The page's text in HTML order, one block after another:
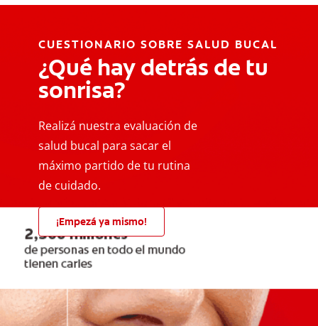
CUESTIONARIO SOBRE SALUD BUCAL
¿Qué hay detrás de tu
sonrisa?
Realizá nuestra evaluación de
salud bucal para sacar el
máximo partido de tu rutina
de cuidado.
¡Empezá ya mismo!